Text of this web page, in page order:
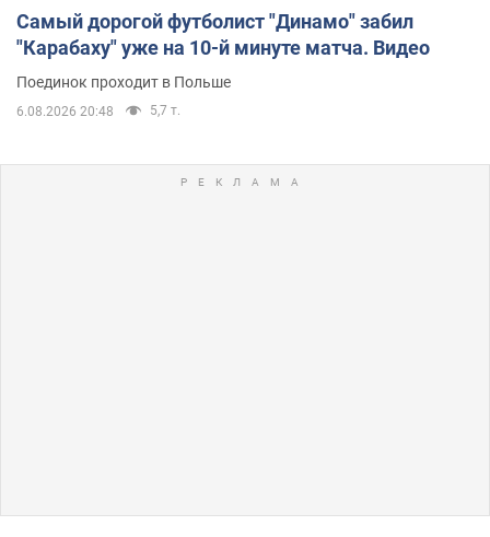
Самый дорогой футболист "Динамо" забил
"Карабаху" уже на 10-й минуте матча. Видео
Поединок проходит в Польше
6.08.2026 20:48 5,7 т.